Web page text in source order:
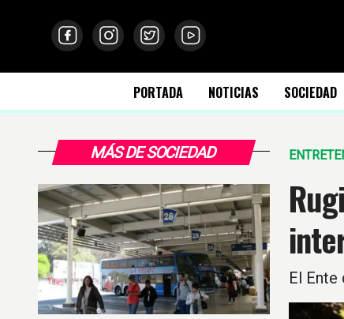
PORTADA NOTICIAS SOCIEDAD
MÁS DE SOCIEDAD
El